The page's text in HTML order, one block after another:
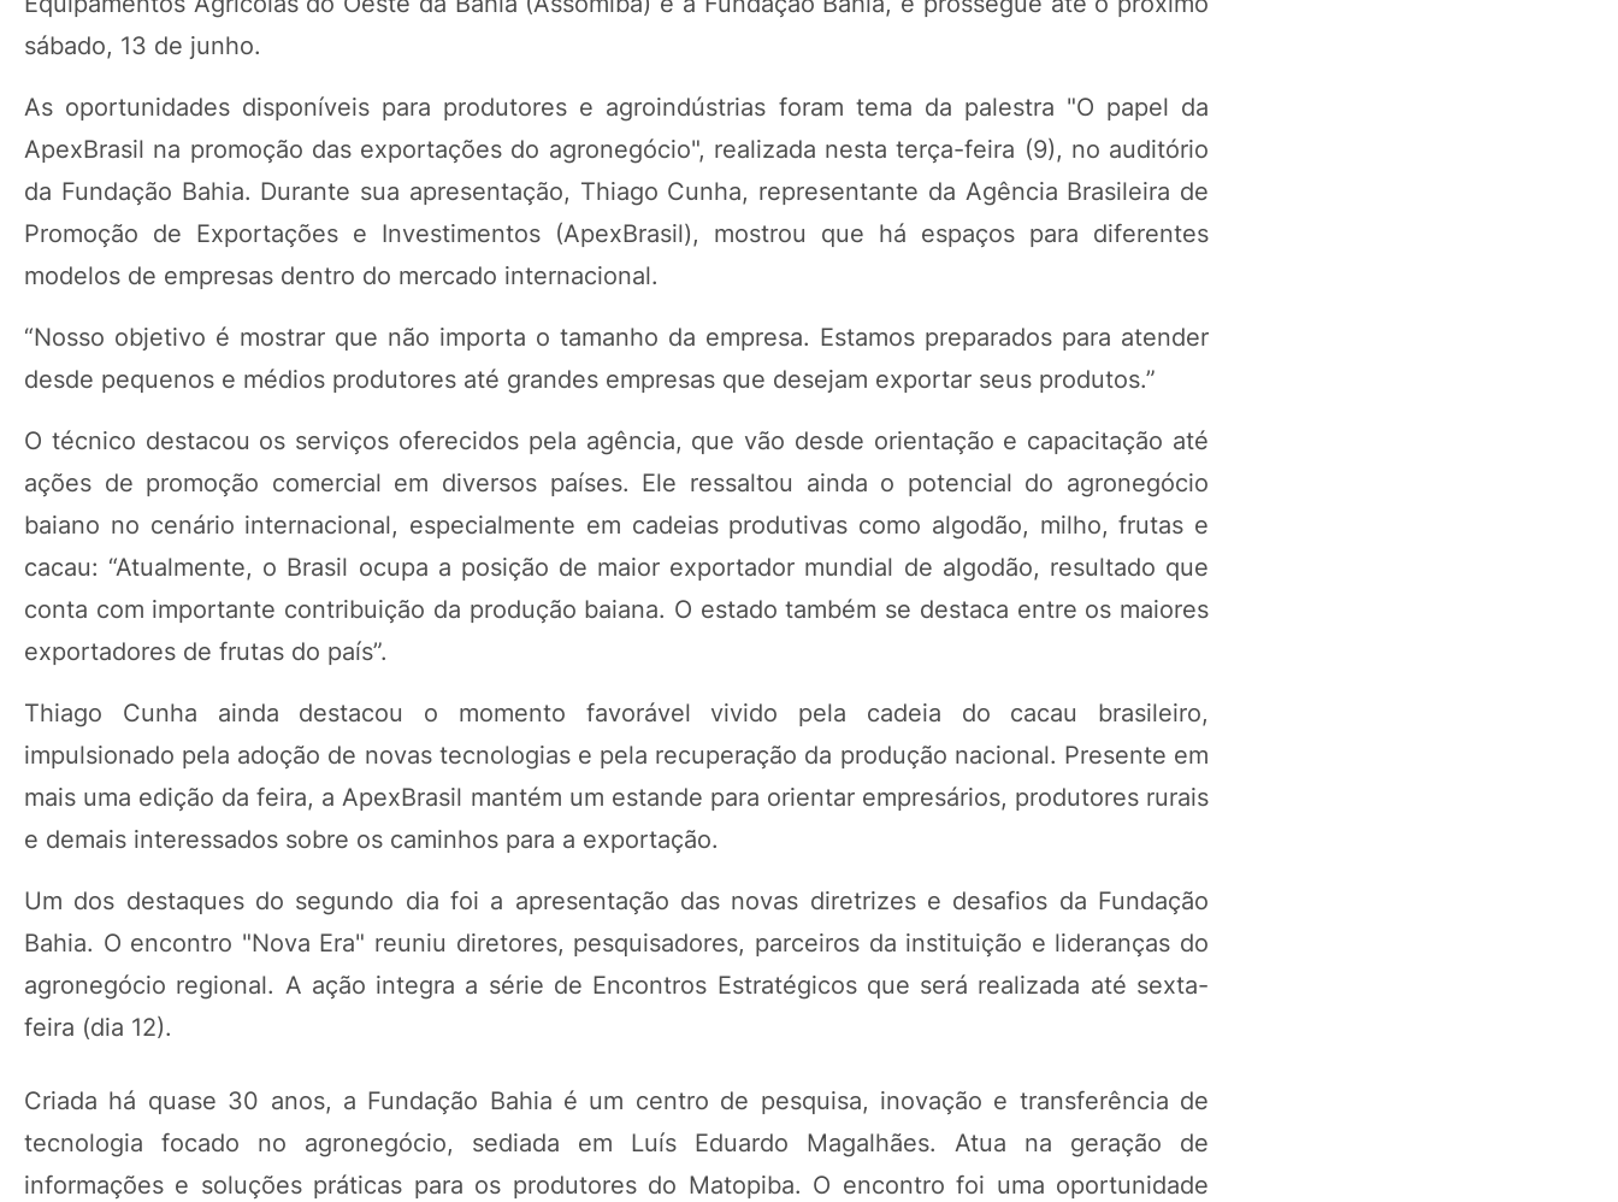
sábado, 13 de junho.
As oportunidades disponíveis para produtores e agroindústrias foram tema da palestra "O papel da
ApexBrasil na promoção das exportações do agronegócio", realizada nesta terça-feira (9), no auditório
da Fundação Bahia. Durante sua apresentação, Thiago Cunha, representante da Agência Brasileira de
Promoção de Exportações e Investimentos (ApexBrasil), mostrou que há espaços para diferentes
modelos de empresas dentro do mercado internacional.
“Nosso objetivo é mostrar que não importa o tamanho da empresa. Estamos preparados para atender
desde pequenos e médios produtores até grandes empresas que desejam exportar seus produtos.”
O técnico destacou os serviços oferecidos pela agência, que vão desde orientação e capacitação até
ações de promoção comercial em diversos países. Ele ressaltou ainda o potencial do agronegócio
baiano no cenário internacional, especialmente em cadeias produtivas como algodão, milho, frutas e
cacau: “Atualmente, o Brasil ocupa a posição de maior exportador mundial de algodão, resultado que
conta com importante contribuição da produção baiana. O estado também se destaca entre os maiores
exportadores de frutas do país”.
Thiago Cunha ainda destacou o momento favorável vivido pela cadeia do cacau brasileiro,
impulsionado pela adoção de novas tecnologias e pela recuperação da produção nacional. Presente em
mais uma edição da feira, a ApexBrasil mantém um estande para orientar empresários, produtores rurais
e demais interessados sobre os caminhos para a exportação.
Um dos destaques do segundo dia foi a apresentação das novas diretrizes e desafios da Fundação
Bahia. O encontro "Nova Era" reuniu diretores, pesquisadores, parceiros da instituição e lideranças do
agronegócio regional. A ação integra a série de Encontros Estratégicos que será realizada até sexta-
feira (dia 12).
Criada há quase 30 anos, a Fundação Bahia é um centro de pesquisa, inovação e transferência de
tecnologia focado no agronegócio, sediada em Luís Eduardo Magalhães. Atua na geração de
informações e soluções práticas para os produtores do Matopiba. O encontro foi uma oportunidade